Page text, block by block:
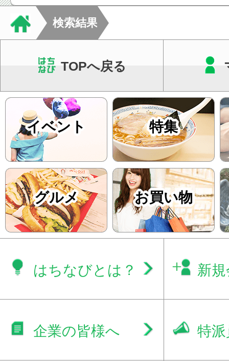
検索結果
TOPへ戻る
イベント 特集
グルメ お買い物
はちなびとは？ 新
企業の皆様へ 特